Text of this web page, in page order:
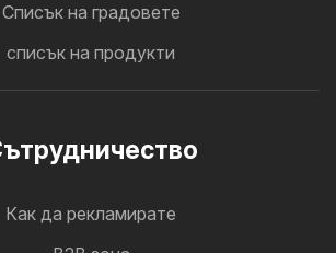
Cписък на градовете
списък на продукти
Как да рекламирате